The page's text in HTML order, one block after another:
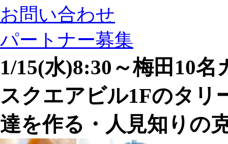
お問い合わせ
パートナー募集
1/15(水)8:30～梅田10
スクエアビル1Fのタリ
達を作る・人見知りの